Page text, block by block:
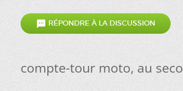
 RÉPONDRE À LA DISCUSSION
compte-tour moto, au